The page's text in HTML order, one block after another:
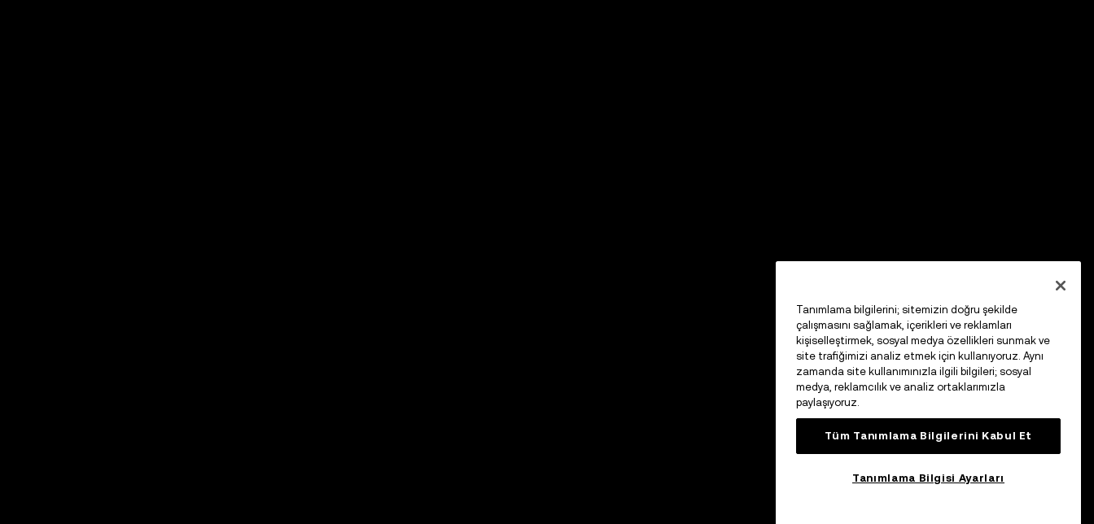
Tanımlama bilgilerini; sitemizin doğru şekilde
çalışmasını sağlamak, içerikleri ve reklamları
kişiselleştirmek, sosyal medya özellikleri sunmak ve
site trafiğimizi analiz etmek için kullanıyoruz. Aynı
zamanda site kullanımınızla ilgili bilgileri; sosyal
medya, reklamcılık ve analiz ortaklarımızla
paylaşıyoruz.
Tüm Tanımlama Bilgilerini Kabul Et
Tanımlama Bilgisi Ayarları